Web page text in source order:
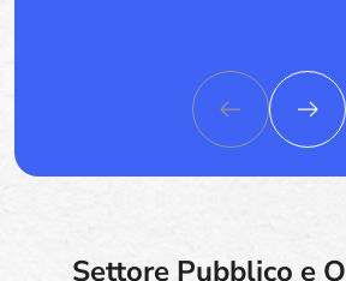
Settore Pubblico e